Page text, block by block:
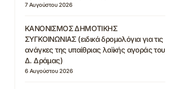
7 Αυγούστου 2026
ΚΑΝΟΝΙΣΜΟΣ ΔΗΜΟΤΙΚΗΣ
ΣΥΓΚΟΙΝΩΝΙΑΣ (ειδικά δρομολόγια για τις
ανάγκες της υπαίθριας λαϊκής αγοράς του
Δ. Δράμας)
6 Αυγούστου 2026